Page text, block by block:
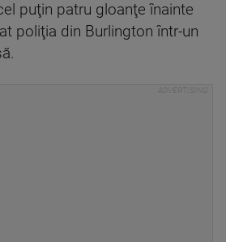
puţin patru gloanţe înainte
poliţia din Burlington într-un